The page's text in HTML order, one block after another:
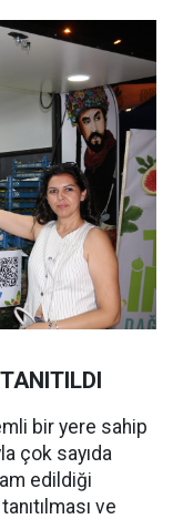
bir yere sahip
çok sayıda
edildiği
ve